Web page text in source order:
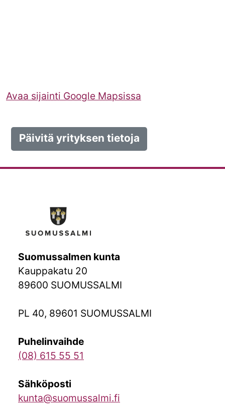
Avaa sijainti Google Mapsissa
Päivitä yrityksen tietoja
Suomussalmen kunta
Kauppakatu 20
89600 SUOMUSSALMI
PL 40, 89601 SUOMUSSALMI
Puhelinvaihde
(08) 615 55 51
Sähköposti
kunta@suomussalmi.fi